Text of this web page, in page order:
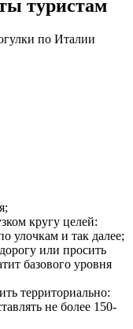
туристам
кругу целей:
улочкам и так далее;
или просить
базового уровня
территориально:
не более 150-